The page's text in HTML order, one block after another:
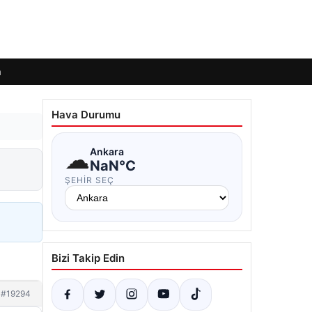
#19294
Hava Durumu
☁Ankara
NaN°C
ŞEHIR SEÇ
Bizi Takip Edin